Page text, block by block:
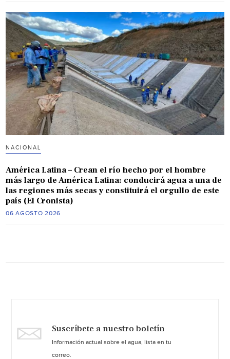
NACIONAL
América Latina – Crean el río hecho por el hombre
más largo de América Latina: conducirá agua a una de
las regiones más secas y constituirá el orgullo de este
país (El Cronista)
06 AGOSTO 2026
Suscríbete a nuestro boletín
Información actual sobre el agua, lista en tu
correo.